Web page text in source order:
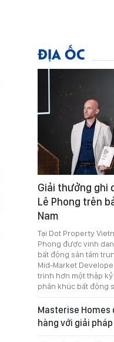
ĐỊA ỐC
Giải thưởng ghi
Lê Phong trên
Nam
Tại Dot Property
Phong được vinh
bất động sản tầm
Mid-Market
trình hơn một thập
phân khúc bất động
Masterise Homes
hàng với giải